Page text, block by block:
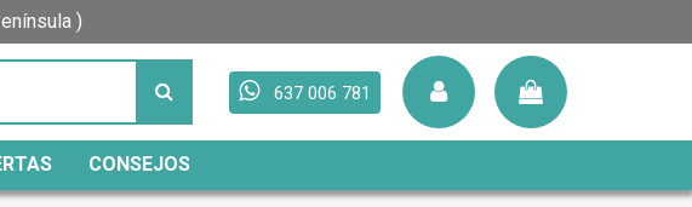
)
637 006 781
CONSEJOS